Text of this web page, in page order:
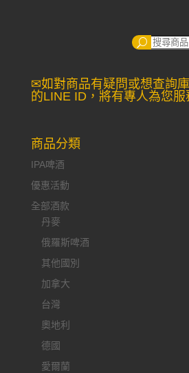
✉如對商品有疑問或想查詢
的LINE ID，將有專人為您
商品分類
IPA啤酒
優惠活動
全部酒款
丹麥
俄羅斯啤酒
其他國別
加拿大
台灣
奧地利
德國
愛爾蘭